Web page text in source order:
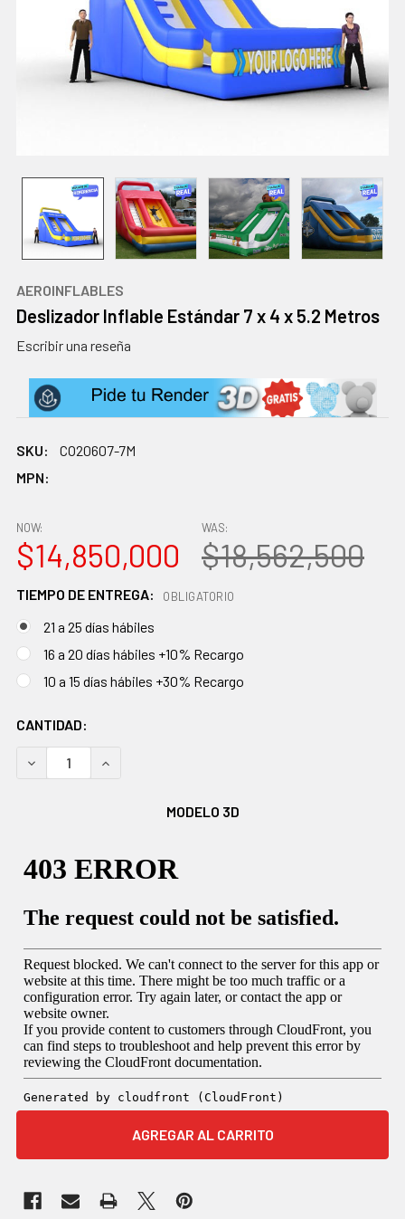
AEROINFLABLES
Deslizador Inflable Estándar 7 x 4 x 5.2 Metros
Escribir una reseña
SKU:
CO20607-7M
MPN:
NOW:
$14,850,000
WAS:
$18,562,500
TIEMPO DE ENTREGA: OBLIGATORIO
21 a 25 días hábiles
16 a 20 días hábiles +10% Recargo
10 a 15 días hábiles +30% Recargo
EXISTENCIAS
ACTUALES:
CANTIDAD:
DISMINUIR CANTIDAD:AUMENTAR CANTIDAD:
MODELO 3D